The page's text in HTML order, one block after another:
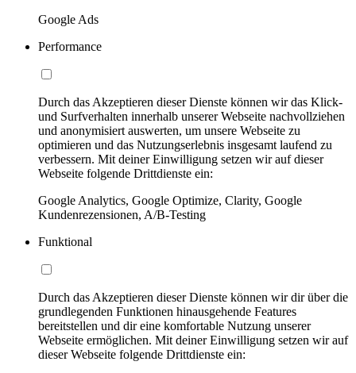
Google Ads
Performance
Durch das Akzeptieren dieser Dienste können wir das Klick-
und Surfverhalten innerhalb unserer Webseite nachvollziehen
und anonymisiert auswerten, um unsere Webseite zu
optimieren und das Nutzungserlebnis insgesamt laufend zu
verbessern. Mit deiner Einwilligung setzen wir auf dieser
Webseite folgende Drittdienste ein:
Google Analytics, Google Optimize, Clarity, Google
Kundenrezensionen, A/B-Testing
Funktional
Durch das Akzeptieren dieser Dienste können wir dir über die
grundlegenden Funktionen hinausgehende Features
bereitstellen und dir eine komfortable Nutzung unserer
Webseite ermöglichen. Mit deiner Einwilligung setzen wir auf
dieser Webseite folgende Drittdienste ein: